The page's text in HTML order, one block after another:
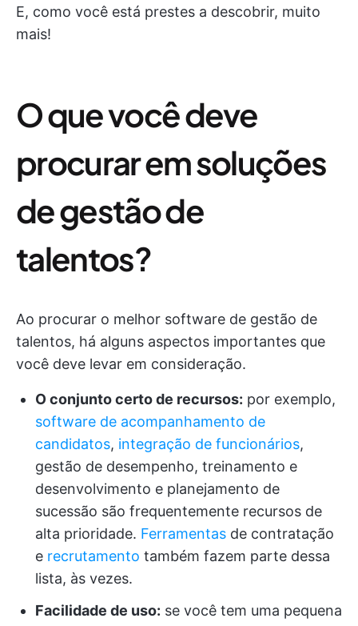
E, como você está prestes a descobrir, muito
mais!
O que você deve
procurar em soluções
de gestão de
talentos?
Ao procurar o melhor software de gestão de
talentos, há alguns aspectos importantes que
você deve levar em consideração.
O conjunto certo de recursos: por exemplo,
software de acompanhamento de
candidatos, integração de funcionários,
gestão de desempenho, treinamento e
desenvolvimento e planejamento de
sucessão são frequentemente recursos de
alta prioridade. Ferramentas de contratação
e recrutamento também fazem parte dessa
lista, às vezes.
Facilidade de uso: se você tem uma pequena